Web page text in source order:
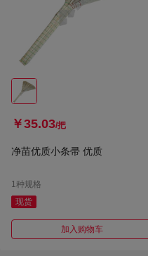
￥35.03/把
净苗优质小条帚 优质
1种规格
现货
加入购物车